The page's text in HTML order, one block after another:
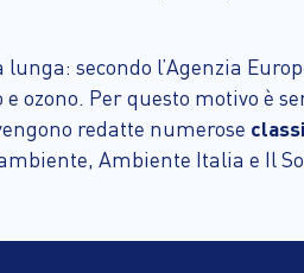
secondo l’Agenzia
ozono. Per questo motivo è
redatte numerose
Ambiente Italia e Il